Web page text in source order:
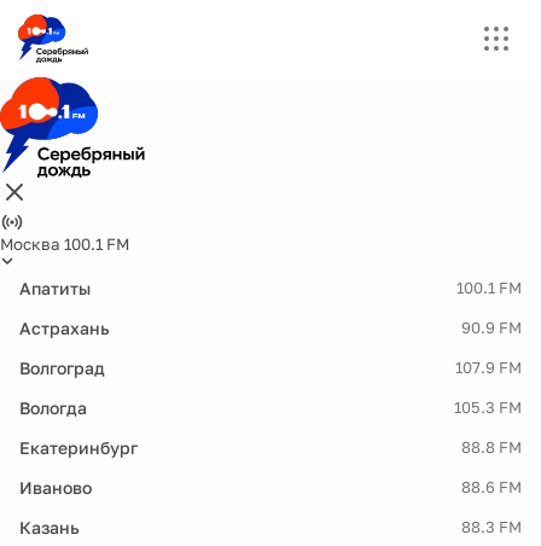
Москва 100.1 FM
Апатиты 100.1 FM
Астрахань 90.9 FM
Волгоград 107.9 FM
Вологда 105.3 FM
Екатеринбург 88.8 FM
Иваново 88.6 FM
Казань 88.3 FM